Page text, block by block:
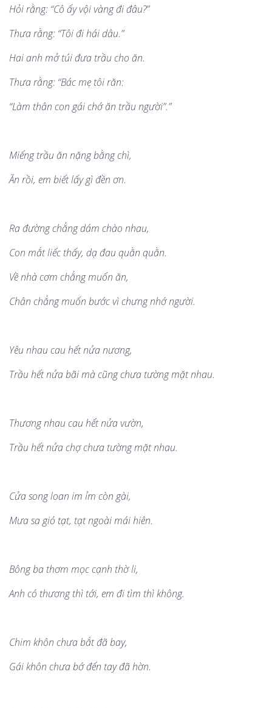
Hỏi rằng: “Cô ấy vội vàng đi đâu?”
Thưa rằng: “Tôi đi hái dâu.”
Hai anh mở túi đưa trầu cho ăn.
Thưa rằng: “Bác mẹ tôi răn:
“Làm thân con gái chớ ăn trầu người”.”
Miếng trầu ăn nặng bằng chì,
Ăn rồi, em biết lấy gì đền ơn.
Ra đường chẳng dám chào nhau,
Con mắt liếc thấy, dạ đau quằn quằn.
Vềnhàcơm chẳng muốn ăn,
Chân chẳng muốn bước vìchưng nhớ người.
Yêu nhau cau hết nửa nương,
Trầu hết nửa bãi màcũng chưa tường mặt nhau.
Thương nhau cauhết nửa vườn,
Trầu hết nửa chợ chưa tường mặt nhau.
Cửa song loan im ỉm còn gài,
Mưa sa gió tạt, tạt ngoài mái hiên.
Bông ba thơm mọc cạnh thờli,
Anh có thương thì tới, em đi tìm thìkhông.
Chim khôn chưa bắtđãbay,
Gái khôn chưa bớ đến tayđãhờn.